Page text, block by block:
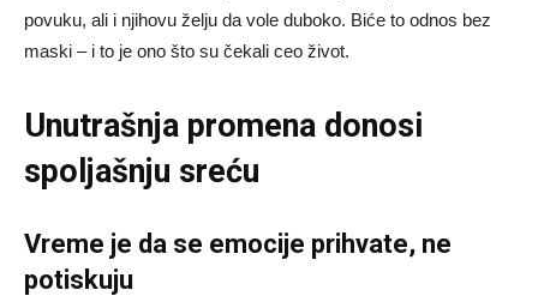
povuku, ali i njihovu želju da vole duboko. Biće to odnos bez
maski – i to je ono što su čekali ceo život.
Unutrašnja promena donosi
spoljašnju sreću
Vreme je da se emocije prihvate, ne
potiskuju